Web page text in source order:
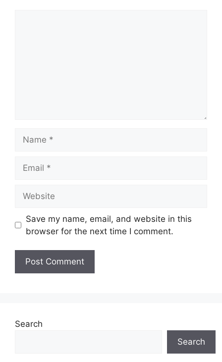
Save my name, email, and website in this
browser for the next time I comment.
Search
Search